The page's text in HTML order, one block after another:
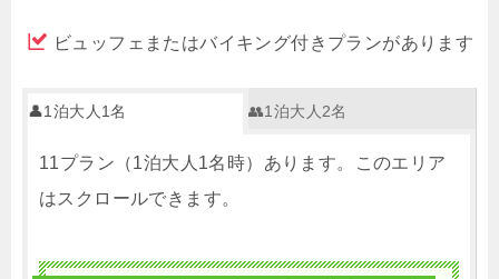
ビュッフェまたはバイキング付きプランがあります
👤1泊大人1名 👥1泊大人2名
11プラン（1泊大人1名時）あります。このエリア
はスクロールできます。